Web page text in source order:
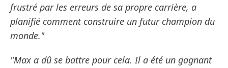
frustré par les erreurs de sa propre carrière, a
planifié comment construire un futur champion du
monde."
"Max a dû se battre pour cela. Il a été un gagnant